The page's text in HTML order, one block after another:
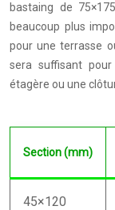
bastaing de
beaucoup plus
pour une terrasse
sera suffisant
étagère ou une
Section (mm)
45×120